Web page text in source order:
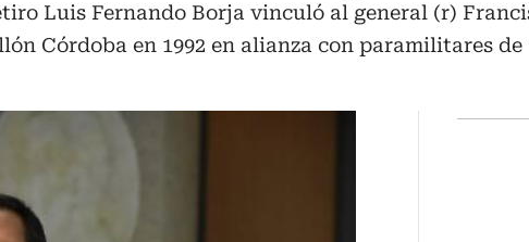
Luis Fernando Borja vinculó al general (r)
Córdoba en 1992 en alianza con paramilitares de